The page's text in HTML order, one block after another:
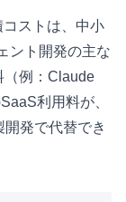
ストは、中小
ント開発の主な
（例：Claude
利用料が、
発で代替でき